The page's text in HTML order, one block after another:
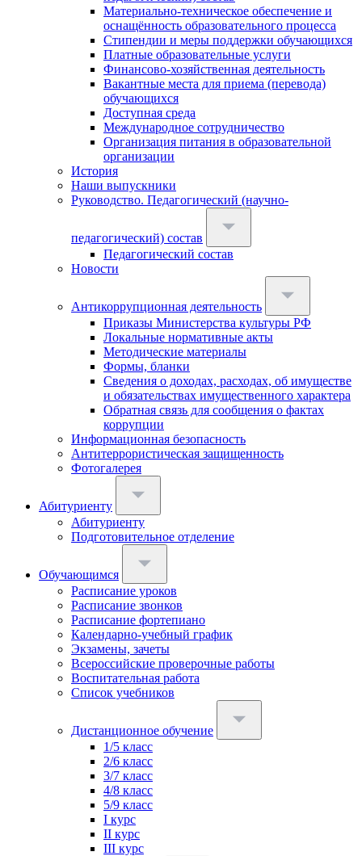
Материально-техническое обеспечение и
оснащённость образовательного процесса
Стипендии и меры поддержки обучающихся
Платные образовательные услуги
Финансово-хозяйственная деятельность
Вакантные места для приема (перевода)
обучающихся
Доступная среда
Международное сотрудничество
Организация питания в образовательной
организации
История
Наши выпускники
Руководство. Педагогический (научно-
педагогический) состав
Педагогический состав
Новости
Антикоррупционная деятельность
Приказы Министерства культуры РФ
Локальные нормативные акты
Методические материалы
Формы, бланки
Сведения о доходах, расходах, об имуществе
и обязательствах имущественного характера
Обратная связь для сообщения о фактах
коррупции
Информационная безопасность
Антитеррористическая защищенность
Фотогалерея
Абитуриенту
Абитуриенту
Подготовительное отделение
Обучающимся
Расписание уроков
Расписание звонков
Расписание фортепиано
Календарно-учебный график
Экзамены, зачеты
Всероссийские проверочные работы
Воспитательная работа
Список учебников
Дистанционное обучение
1/5 класс
2/6 класс
3/7 класс
4/8 класс
5/9 класс
I курс
II курс
III курс